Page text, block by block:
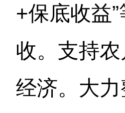
+保底收益
收。支持
经济。大